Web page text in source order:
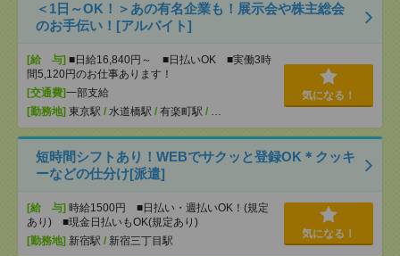
＜1日～OK！＞あの有名企業も！展示会や株主総会
のお手伝い！[アルバイト]
[給 与] ■日給16,840円～ ■日払いOK ■実働3時
間5,120円のお仕事あります！
[交通費]一部支給
[勤務地] 東京駅 / 水道橋駅 / 有楽町駅 / …
気になる！
短時間シフトあり！WEBでサクッと登録OK＊クッキ
ーなどの仕分け[派遣]
[給 与] 時給1500円 ■日払い・週払いOK！(規定
あり) ■現金日払いもOK(規定あり)
[勤務地] 新宿駅 / 新宿三丁目駅
気になる！